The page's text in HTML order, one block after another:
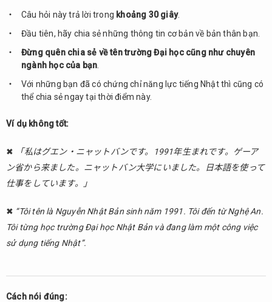
giới
thiệu
bản
1.1.1.
tuổi,
Quê
(quốc
tịch),
và cuối
học
1.1.2.
nghiệm
làm
Câu hỏi này trả lời trong khoảng 30 giây.
Đầu tiên, hãy chia sẻ những thông tin cơ bản về bản thân bạn.
Đừng quên chia sẻ về tên trường Đại học cũng như chuyên
ngành học của bạn
Với những bạn đã có chứng chỉ năng lực tiếng Nhật thì cũng có
thể chia sẻ ngay tại thời điểm này.
Ví dụ không tốt:
✖
「私はグエン・ニャットバンです。1991年生まれです。ゲーア
ン省から来ました。ニャットバン大学にいました。日本語を使って
仕事をしています。」
✖ “Tôi tên là Nguyễn Nhật Bản sinh năm 1991. Tôi đến từ Nghệ An.
Tôi từng học trường Đại học Nhật Bản và đang làm một công việc
sử dụng tiếng Nhật”.
Cách nói đúng: